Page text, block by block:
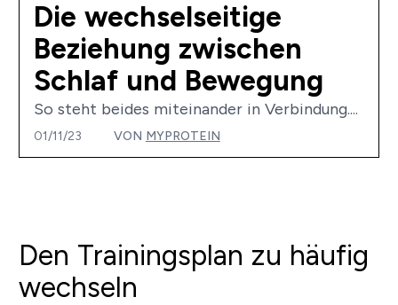
Die wechselseitige
Beziehung zwischen
Schlaf und Bewegung
So steht beides miteinander in Verbindung....
01/11/23 VON MYPROTEIN
Den Trainingsplan zu häufig
wechseln